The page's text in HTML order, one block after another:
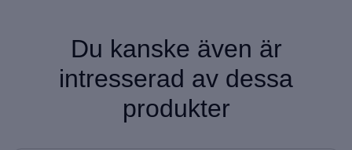
Du kanske även är
intresserad av dessa
produkter